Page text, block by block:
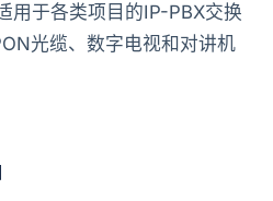
用于各类项目的IP-PBX交换
光缆、数字电视和对讲机